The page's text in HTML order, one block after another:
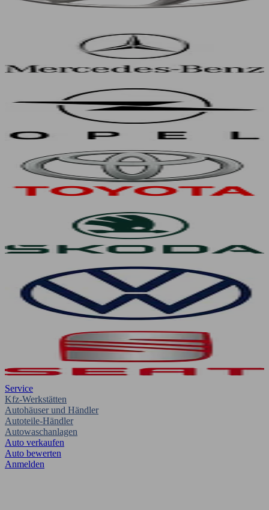
Service
Kfz-Werkstätten
Autohäuser und Händler
Autoteile-Händler
Autowaschanlagen
Auto verkaufen
Auto bewerten
Anmelden